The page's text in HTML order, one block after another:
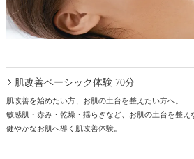
肌改善ベーシック体験 70分
肌改善を始めたい方、お肌の土台を整えたい方へ。
敏感肌・赤み・乾燥・揺らぎなど、お肌の土台を整え
健やかなお肌へ導く肌改善体験。